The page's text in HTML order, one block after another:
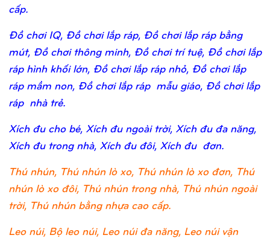
cấp.
Đồ chơi IQ, Đồ chơi lắp ráp, Đồ chơi lắp ráp bằng
mút, Đồ chơi thông minh, Đồ chơi trí tuệ, Đồ chơi lắp
ráp hình khối lớn, Đồ chơi lắp ráp nhỏ, Đồ chơi lắp
ráp mầm non, Đồ chơi lắp ráp mẫu giáo, Đồ chơi lắp
ráp nhà trẻ.
Xích đu cho bé, Xích đu ngoài trời, Xích đu đa năng,
Xích đu trong nhà, Xích đu đôi, Xích đu đơn.
Thú nhún, Thú nhún lò xo, Thú nhún lò xo đơn, Thú
nhún lò xo đôi, Thú nhún trong nhà, Thú nhún ngoài
trời, Thú nhún bằng nhựa cao cấp.
Leo núi, Bộ leo núi, Leo núi đa năng, Leo núi vận